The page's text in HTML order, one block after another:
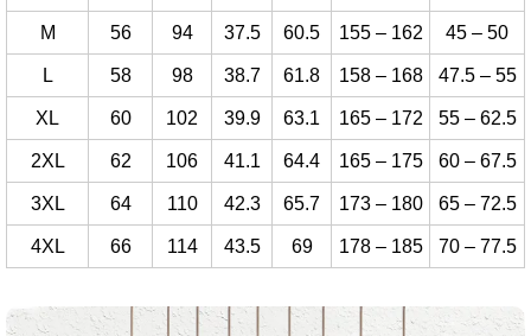
M 56 94 37.5 60.5 155 – 162 45 – 50
L 58 98 38.7 61.8 158 – 168 47.5 – 55
XL 60 102 39.9 63.1 165 – 172 55 – 62.5
2XL 62 106 41.1 64.4 165 – 175 60 – 67.5
3XL 64 110 42.3 65.7 173 – 180 65 – 72.5
4XL 66 114 43.5 69 178 – 185 70 – 77.5